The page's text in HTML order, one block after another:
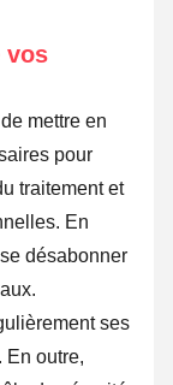
vos
mettre en
pour
traitement et
En
désabonner
ses
En outre,